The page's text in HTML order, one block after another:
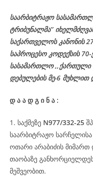
საარბიტრაჟო
ტრიბუნალმა’’
საქართველოს კანონის
საპროცესო კოდექსის 70-
სასამართლო ,,ქართული
დებულების მე-6 მუხლით
დ ა ა დ გ ი ნ ა :
1. საქმეზე N977/332-25
საარბიტრაჟო
ოთარი არაბიძის მიმართ
თაობაზე
მეშვეობით.